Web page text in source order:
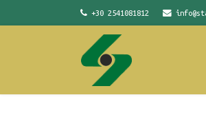
+30 2541081812